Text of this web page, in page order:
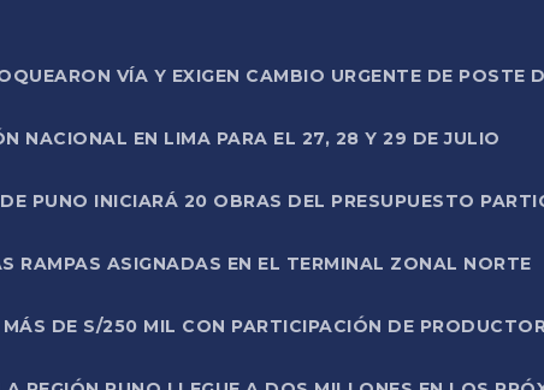
VÍA Y EXIGEN CAMBIO URGENTE DE POSTE
NACIONAL EN LIMA PARA EL 27, 28 Y 29 DE JULIO
PUNO INICIARÁ 20 OBRAS DEL PRESUPUESTO
RAMPAS ASIGNADAS EN EL TERMINAL ZONAL NORTE
DE S/250 MIL CON PARTICIPACIÓN DE